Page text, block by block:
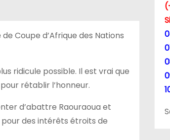
Coupe d’Afrique des Nations
ridicule possible. Il est vrai que
rétablir l’honneur.
d’abattre Raouraoua et
des intérêts étroits de